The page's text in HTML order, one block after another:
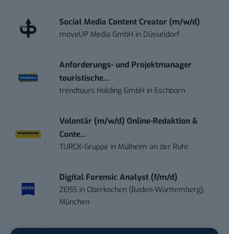
Social Media Content Creator (m/w/d)
moveUP Media GmbH in Düsseldorf
Anforderungs- und Projektmanager
touristische...
trendtours Holding GmbH in Eschborn
Volontär (m/w/d) Online-Redaktion &
Conte...
TURCK-Gruppe in Mülheim an der Ruhr
Digital Forensic Analyst (f/m/d)
ZEISS in Oberkochen (Baden-Württemberg),
München